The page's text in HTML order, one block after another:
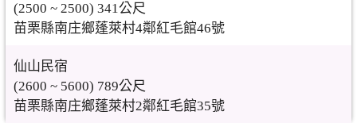
(2500 ~ 2500) 341公尺
苗栗縣南庄鄉蓬萊村4鄰紅毛館46號
仙山民宿
(2600 ~ 5600) 789公尺
苗栗縣南庄鄉蓬萊村2鄰紅毛館35號